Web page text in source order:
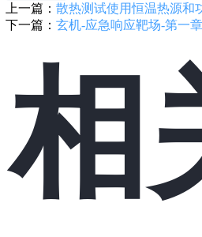
上一篇： 散热测试使用恒温热源和
下一篇： 玄机-应急响应靶场-第一
相